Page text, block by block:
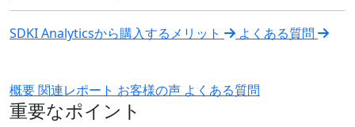
SDKI Analyticsから購入するメリット よくある質問
概要関連レポート お客様の声 よくある質問
重要なポイント